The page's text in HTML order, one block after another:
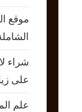
موقع
شراء
على
علم